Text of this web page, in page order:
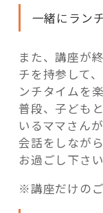
一緒にラン
また、講座が
チを持参して
ンチタイムを
普段、子ども
いるママさん
会話をしなが
お過ごし下さい
※講座だけの